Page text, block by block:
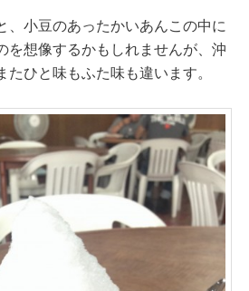
、小豆のあったかいあんこの中に
を想像するかもしれませんが、沖
ひと味もふた味も違います。